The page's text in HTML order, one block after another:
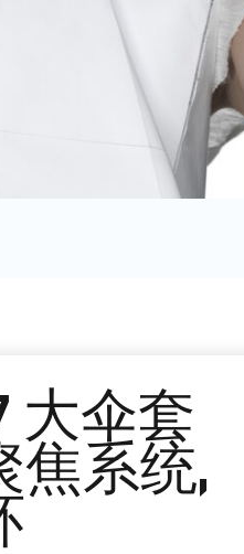
大伞套
焦系统,